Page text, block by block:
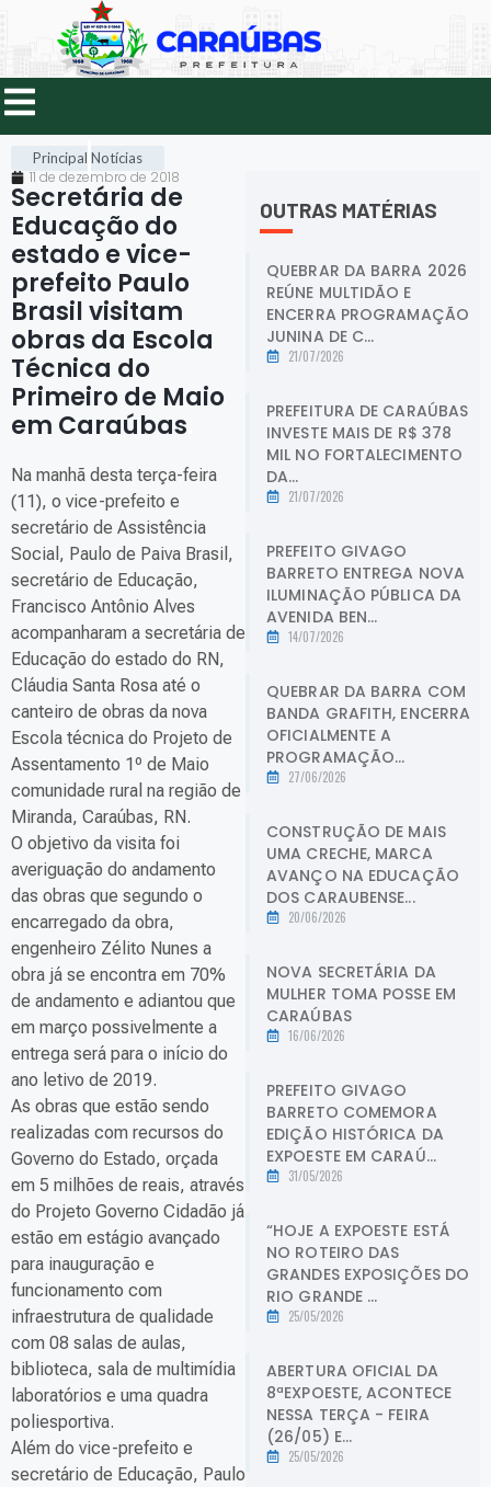
Principal Notícias
11 de dezembro de 2018
Secretária de
Educação do
estado e vice-
prefeito Paulo
Brasil visitam
obras da Escola
Técnica do
Primeiro de Maio
em Caraúbas
Na manhã desta terça-feira
(11), o vice-prefeito e
secretário de Assistência
Social, Paulo de Paiva Brasil,
secretário de Educação,
Francisco Antônio Alves
acompanharam a secretária de
Educação do estado do RN,
Cláudia Santa Rosa até o
canteiro de obras da nova
Escola técnica do Projeto de
Assentamento 1º de Maio
comunidade rural na região de
Miranda, Caraúbas, RN.
O objetivo da visita foi
averiguação do andamento
das obras que segundo o
encarregado da obra,
engenheiro Zélito Nunes a
obra já se encontra em 70%
de andamento e adiantou que
em março possivelmente a
entrega será para o início do
ano letivo de 2019.
As obras que estão sendo
realizadas com recursos do
Governo do Estado, orçada
em 5 milhões de reais, através
do Projeto Governo Cidadão já
estão em estágio avançado
para inauguração e
funcionamento com
infraestrutura de qualidade
com 08 salas de aulas,
biblioteca, sala de multimídia
laboratórios e uma quadra
poliesportiva.
Além do vice-prefeito e
secretário de Educação, Paulo
OUTRAS MATÉRIAS
QUEBRAR DA BARRA 2026
REÚNE MULTIDÃO E
ENCERRA PROGRAMAÇÃO
JUNINA DE C...
21/07/2026
PREFEITURA DE CARAÚBAS
INVESTE MAIS DE R$ 378
MIL NO FORTALECIMENTO
DA...
21/07/2026
PREFEITO GIVAGO
BARRETO ENTREGA NOVA
ILUMINAÇÃO PÚBLICA DA
AVENIDA BEN...
14/07/2026
QUEBRAR DA BARRA COM
BANDA GRAFITH, ENCERRA
OFICIALMENTE A
PROGRAMAÇÃO...
27/06/2026
CONSTRUÇÃO DE MAIS
UMA CRECHE, MARCA
AVANÇO NA EDUCAÇÃO
DOS CARAUBENSE...
20/06/2026
NOVA SECRETÁRIA DA
MULHER TOMA POSSE EM
CARAÚBAS
16/06/2026
PREFEITO GIVAGO
BARRETO COMEMORA
EDIÇÃO HISTÓRICA DA
EXPOESTE EM CARAÚ...
31/05/2026
“HOJE A EXPOESTE ESTÁ
NO ROTEIRO DAS
GRANDES EXPOSIÇÕES DO
RIO GRANDE ...
25/05/2026
ABERTURA OFICIAL DA
8ªEXPOESTE, ACONTECE
NESSA TERÇA - FEIRA
(26/05) E...
25/05/2026